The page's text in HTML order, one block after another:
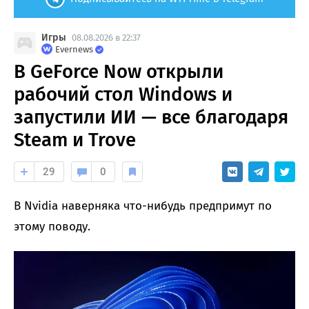
Игры 08.08.2026 в 22:37
Evernews
В GeForce Now открыли
рабочий стол Windows и
запустили ИИ — все благодаря
Steam и Trove
29 0
В Nvidia наверняка что-нибудь предпримут по
этому поводу.